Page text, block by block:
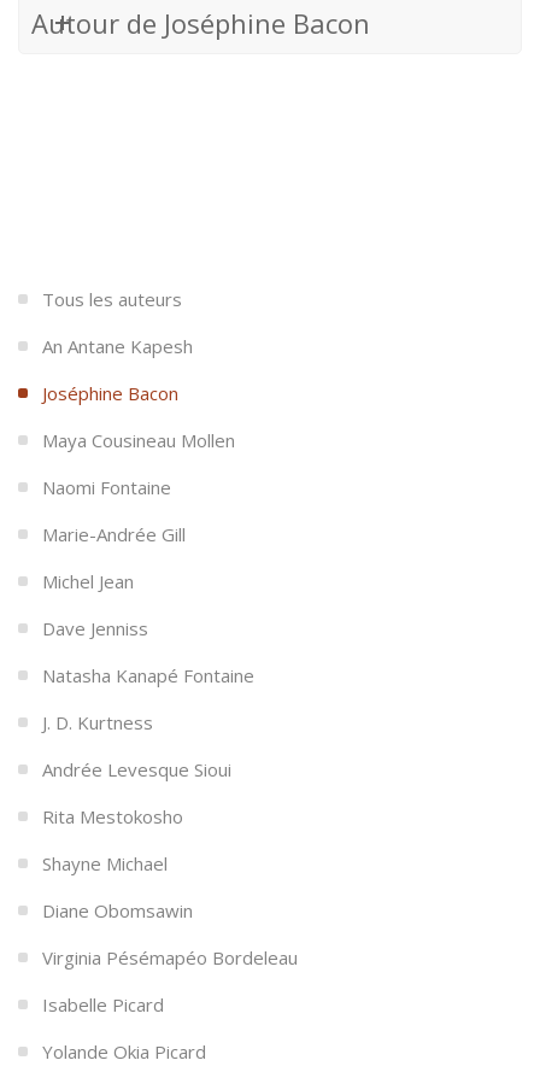
Autour de Joséphine Bacon
Tous les auteurs
An Antane Kapesh
Joséphine Bacon
Maya Cousineau Mollen
Naomi Fontaine
Marie-Andrée Gill
Michel Jean
Dave Jenniss
Natasha Kanapé Fontaine
J. D. Kurtness
Andrée Levesque Sioui
Rita Mestokosho
Shayne Michael
Diane Obomsawin
Virginia Pésémapéo Bordeleau
Isabelle Picard
Yolande Okia Picard